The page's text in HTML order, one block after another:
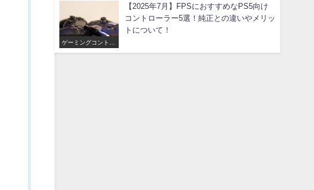
ゲーミングコントロ
ーラー
【2025年7月】FPSにおすすめなPS5向け
コントローラー5選！純正との違いやメリッ
トについて！